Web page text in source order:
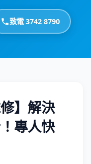
致電 3742 8790
】解決
專人快